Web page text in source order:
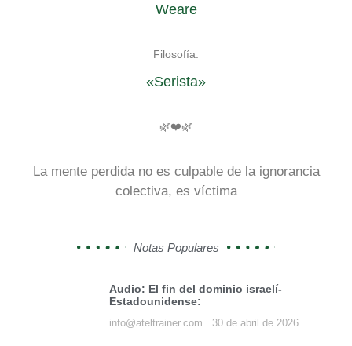
Weare
Filosofía:
«Serista»
🌿❤️🌿
La mente perdida no es culpable de la ignorancia
colectiva, es víctima
Notas Populares
Audio: El fin del dominio israelí-
Estadounidense:
info@ateltrainer.com 30 de abril de 2026